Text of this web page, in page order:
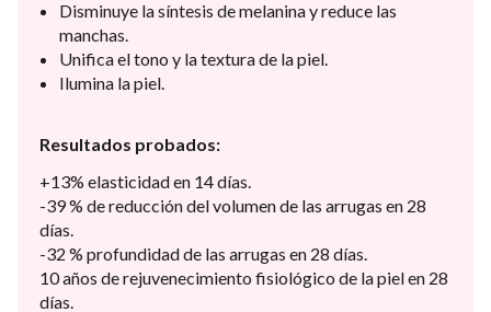
Disminuye la síntesis de melanina y reduce las
manchas.
Unifica el tono y la textura de la piel.
Ilumina la piel.
Resultados probados:
+13% elasticidad en 14 días.
-39 % de reducción del volumen de las arrugas en 28
días.
-32 % profundidad de las arrugas en 28 días.
10 años de rejuvenecimiento fisiológico de la piel en 28
días.